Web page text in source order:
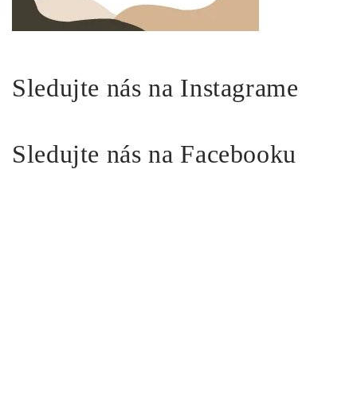
Sledujte nás na Instagrame
Sledujte nás na Facebooku